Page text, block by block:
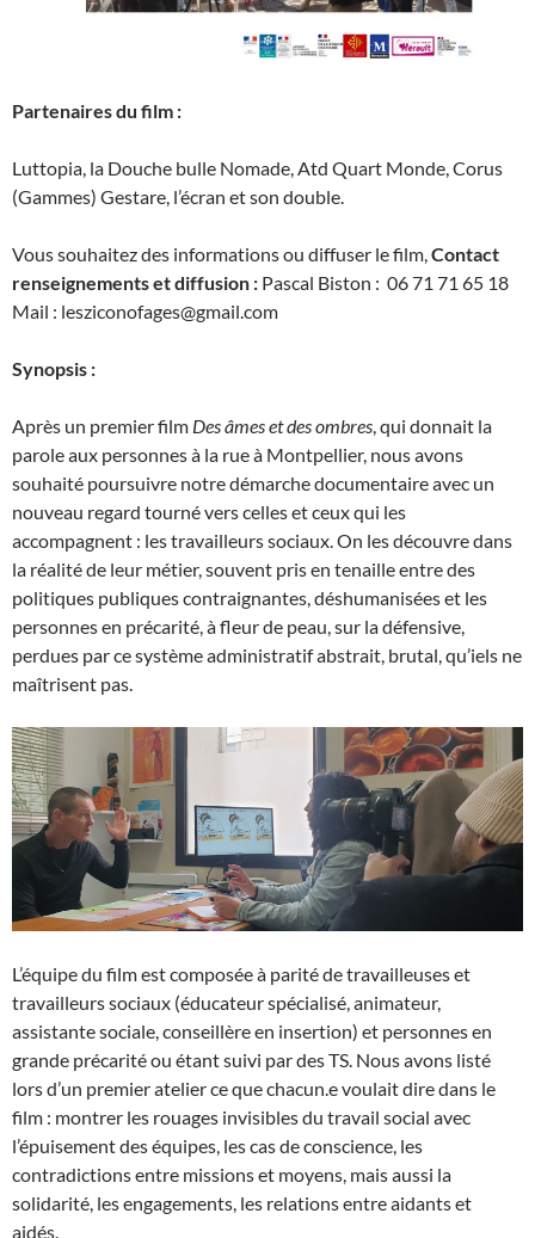
Partenaires du film :
Luttopia, la Douche bulle Nomade, Atd Quart Monde, Corus
(Gammes) Gestare, l’écran et son double.
Vous souhaitez des informations ou diffuser le film,Contact
renseignements et diffusion : Pascal Biston : 06 71 71 65 18
Mail : lesziconofages@gmail.com
Synopsis :
Après un premier film Des âmes et des ombres, qui donnait la
parole aux personnes à la rue à Montpellier, nous avons
souhaité poursuivre notre démarche documentaire avec un
nouveau regard tourné vers celles et ceux qui les
accompagnent : les travailleurs sociaux. On les découvre dans
la réalité de leur métier, souvent pris en tenaille entre des
politiques publiques contraignantes, déshumanisées et les
personnes en précarité, à fleur de peau, sur la défensive,
perdues par ce système administratif abstrait, brutal, qu’iels ne
maîtrisent pas.
L’équipe du film est composée à parité de travailleuses et
travailleurs sociaux (éducateur spécialisé, animateur,
assistante sociale, conseillère en insertion) et personnes en
grande précarité ou étant suivi par des TS. Nous avons listé
lors d’un premier atelier ce que chacun.e voulait dire dans le
film : montrer les rouages invisibles du travail social avec
l’épuisement des équipes, les cas de conscience, les
contradictions entre missions et moyens, mais aussi la
solidarité, les engagements, les relations entre aidants et
aidés.